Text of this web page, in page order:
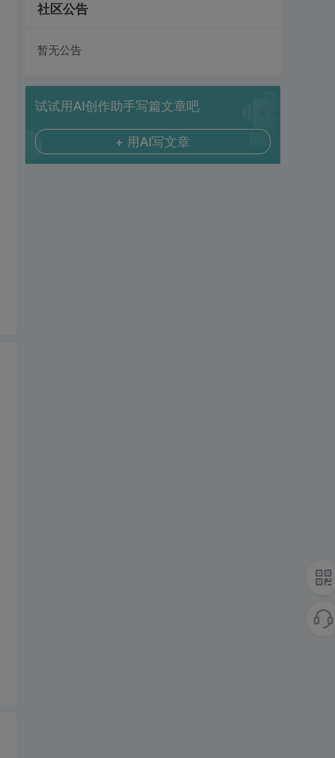
社区公告
暂无公告
试试用AI创作助手写篇文章吧
+ 用AI写文章